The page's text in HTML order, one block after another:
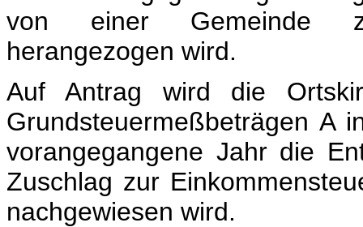
von einer Gemeinde
herangezogen wird.
Auf Antrag wird die
Grundsteuermeßbeträgen A
vorangegangene Jahr die
Zuschlag zur
nachgewiesen wird.